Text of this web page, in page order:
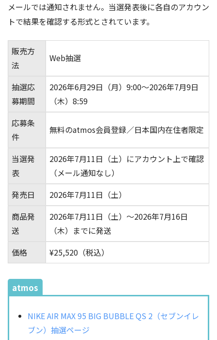
メールでは通知されません。当選発表後に各自のアカウン
トで結果を確認する形式とされています。
販売方
法
Web抽選
抽選応
募期間
2026年6月29日（月）9:00～2026年7月9日
（木）8:59
応募条
件
無料のatmos会員登録／日本国内在住者限定
当選発
表
2026年7月11日（土）にアカウント上で確認
（メール通知なし）
発売日
2026年7月11日（土）
商品発
送
2026年7月11日（土）～2026年7月16日
（木）までに発送
価格
¥25,520（税込）
atmos
NIKE AIR MAX 95 BIG BUBBLE QS 2（セブンイレ
ブン）抽選ページ